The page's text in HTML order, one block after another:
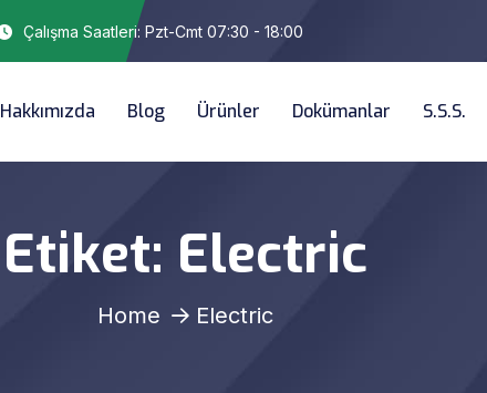
Çalışma Saatleri: Pzt-Cmt 07:30 - 18:00
Hakkımızda Blog Ürünler Dokümanlar S.S.S.
Etiket: Electric
Home Electric